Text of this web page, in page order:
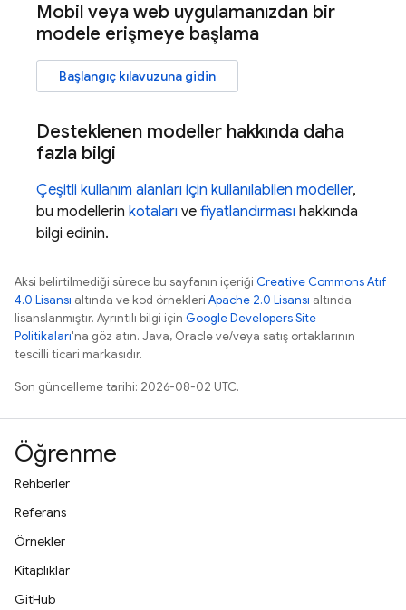
Mobil veya web uygulamanızdan bir
modele erişmeye başlama
Başlangıç kılavuzuna gidin
Desteklenen modeller hakkında daha
fazla bilgi
Çeşitli kullanım alanları için kullanılabilen modeller,
bu modellerin kotaları ve fiyatlandırması hakkında
bilgi edinin.
Aksi belirtilmediği sürece bu sayfanın içeriği Creative Commons Atıf
4.0 Lisansı altında ve kod örnekleri Apache 2.0 Lisansı altında
lisanslanmıştır. Ayrıntılı bilgi için Google Developers Site
Politikaları'na göz atın. Java, Oracle ve/veya satış ortaklarının
tescilli ticari markasıdır.
Son güncelleme tarihi: 2026-08-02 UTC.
Öğrenme
Rehberler
Referans
Örnekler
Kitaplıklar
GitHub